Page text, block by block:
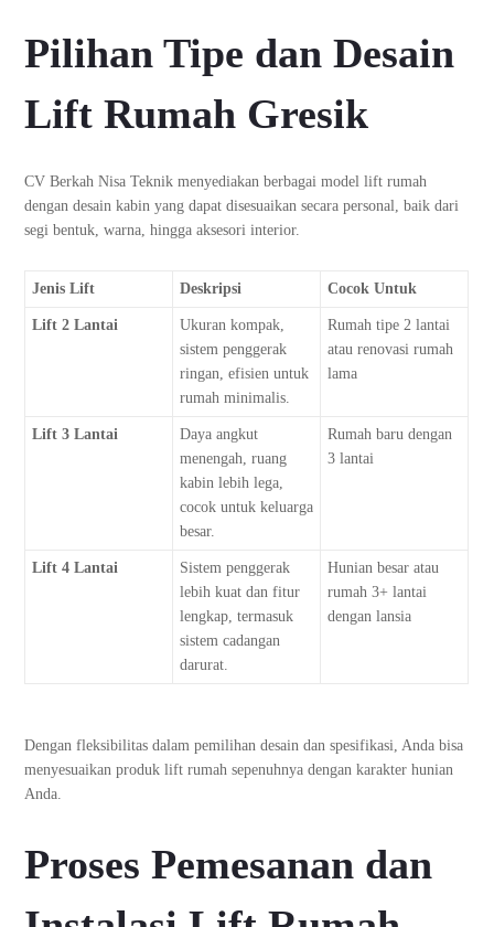
Pilihan Tipe dan Desain
Lift Rumah Gresik
CV Berkah Nisa Teknik menyediakan berbagai model lift rumah
dengan desain kabin yang dapat disesuaikan secara personal, baik dari
segi bentuk, warna, hingga aksesori interior.
Jenis Lift Deskripsi Cocok Untuk
Lift 2 Lantai
Ukuran kompak,
sistem penggerak
ringan, efisien untuk
rumah minimalis.
Rumah tipe 2 lantai
atau renovasi rumah
lama
Lift 3 Lantai
Daya angkut
menengah, ruang
kabin lebih lega,
cocok untuk keluarga
besar.
Rumah baru dengan
3 lantai
Lift 4 Lantai
Sistem penggerak
lebih kuat dan fitur
lengkap, termasuk
sistem cadangan
darurat.
Hunian besar atau
rumah 3+ lantai
dengan lansia
Dengan fleksibilitas dalam pemilihan desain dan spesifikasi, Anda bisa
menyesuaikan produk lift rumah sepenuhnya dengan karakter hunian
Anda.
Proses Pemesanan dan